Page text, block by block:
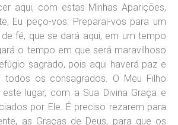
aqui, com estas Minhas Aparições,
Eu peço-vos: Preparai-vos para um
fé, que se dará aqui, em um tempo
o tempo em que será maravilhoso
sagrado, pois aqui haverá paz e
todos os consagrados. O Meu Filho
lugar, com a Sua Divina Graça e
por Ele. É preciso rezarem para
as Graças de Deus, para que os